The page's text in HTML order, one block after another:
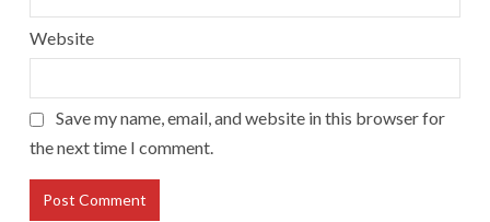
Website
Save my name, email, and website in this browser for
the next time I comment.